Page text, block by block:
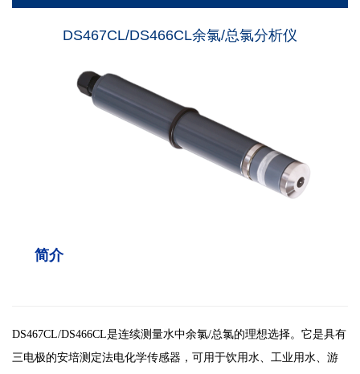
DS467CL/DS466CL余氯/总氯分析仪
简介
DS467CL/DS466CL是连续测量水中余氯/总氯的理想选择。它是具有
三电极的安培测定法电化学传感器，可用于饮用水、工业用水、游